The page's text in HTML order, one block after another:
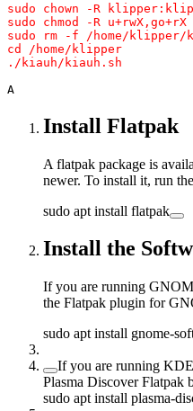
sudo chown -R
sudo chmod -R
sudo rm -f /home/klipper/
cd /home/klipper
./kiauh/kiauh.sh
A
Install Flatpak
A flatpak package is
newer. To install it, run
sudo apt install flatpak
Install the
If you are running
the Flatpak plugin for
sudo apt install gnome-
If you are running
Plasma Discover Flatpak
sudo apt install plasma-